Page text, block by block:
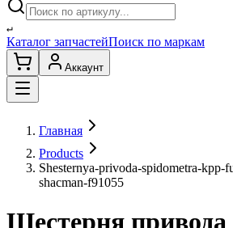
↵
Каталог запчастейПоиск по маркам
Аккаунт
Главная
Products
Shesternya-privoda-spidometra-kpp-
shacman-f91055
Шестерня привода